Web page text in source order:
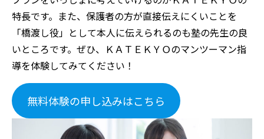
特長です。また、保護者の方が直接伝えにくいことを
「橋渡し役」として本人に伝えられるのも塾の先生の良
いところです。ぜひ、ＫＡＴＥＫＹＯのマンツーマン指
導を体験してみてください！
無料体験の申し込みはこちら